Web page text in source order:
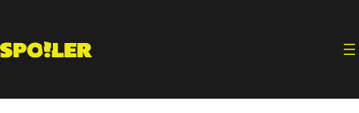
contenido